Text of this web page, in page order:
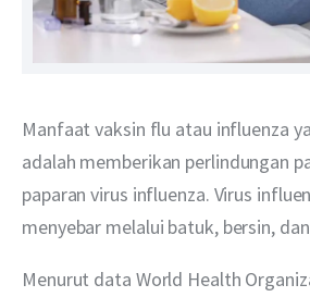
Manfaat vaksin flu atau influenza
adalah memberikan perlindungan
paparan virus influenza. Virus
menyebar melalui batuk, bersin,
Menurut data World Health